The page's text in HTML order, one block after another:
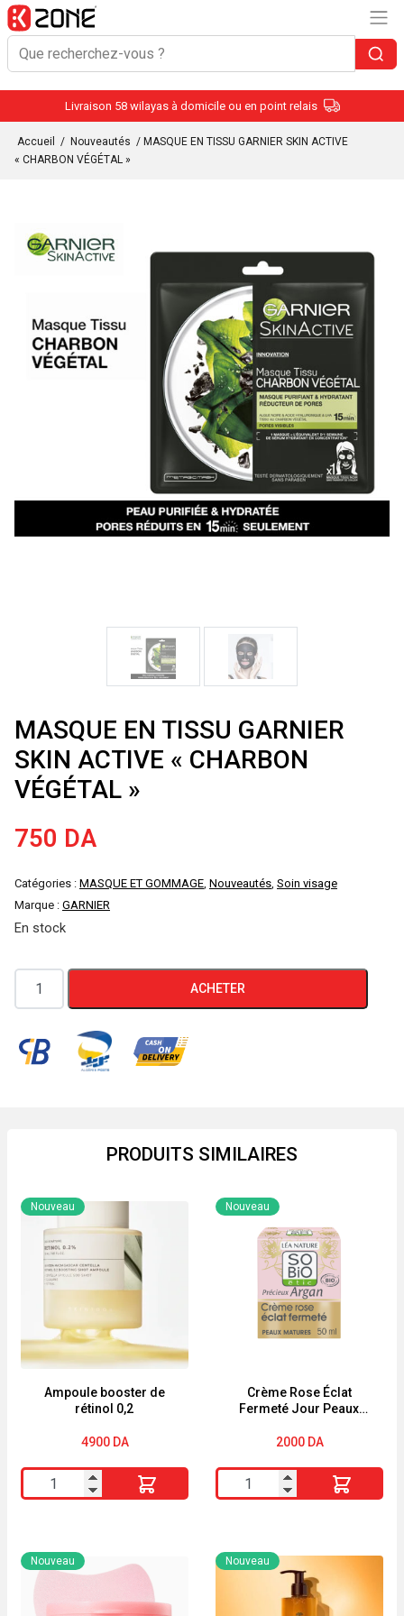
Livraison 58 wilayas à domicile ou en point relais
Accueil / Nouveautés / MASQUE EN TISSU GARNIER SKIN ACTIVE
« CHARBON VÉGÉTAL »
MASQUE EN TISSU GARNIER
SKIN ACTIVE « CHARBON
VÉGÉTAL »
750 DA
Catégories : MASQUE ET GOMMAGE, Nouveautés, Soin visage
Marque : GARNIER
En stock
quantité
de
EN
VÉGÉTAL"
ACHETER
PRODUITS SIMILAIRES
Ampoule booster de
rétinol 0,2
Nouveau
4900 DA
quantité
de
booster
de
Crème Rose Éclat
Fermeté Jour Peaux
Collagène végétal
Nouveau
2000 DA
quantité
de
Rose
Éclat
Nouveau Nouveau